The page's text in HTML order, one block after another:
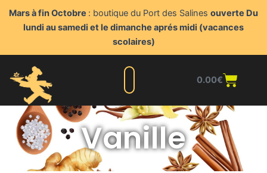
Mars à fin Octobre : boutique du Port des Salines ouverte Du
lundi au samedi et le dimanche aprés midi (vacances
scolaires)
0.00€
Vanille